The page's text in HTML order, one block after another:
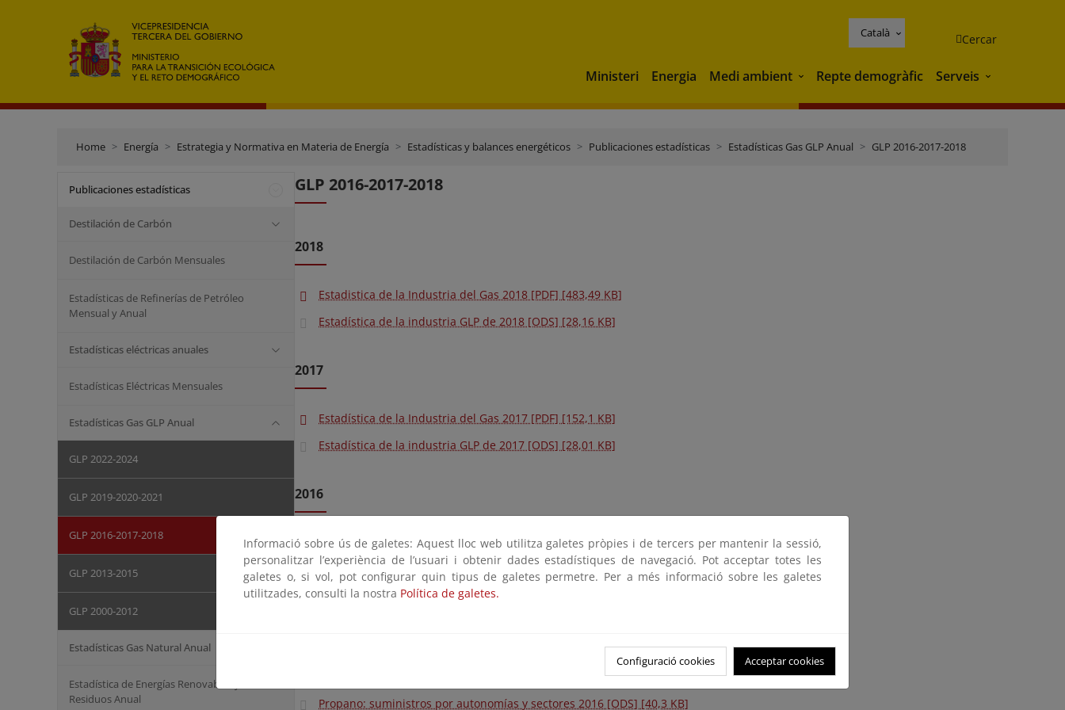
Català Cercar
Ministeri Energia Medi ambient Medi ambient
Repte demogràfic Serveis Serveis
Home Energía Estrategia y Normativa en Materia de Energía Estadísticas y balances energéticos Publicaciones estadísticas Estadísticas Gas GLP Anual GLP 2016-2017-2018
Publicaciones estadísticas
Destilación de Carbón
Destilación de Carbón Mensuales
Estadísticas de Refinerías de Petróleo
Mensual y Anual
Estadísticas eléctricas anuales
Estadísticas Eléctricas Mensuales
Estadísticas Gas GLP Anual
GLP 2022-2024
GLP 2019-2020-2021
GLP 2016-2017-2018
GLP 2013-2015
GLP 2000-2012
Estadísticas Gas Natural Anual
Estadística de Energías Renovables y
Residuos Anual
GLP 2016-2017-2018
2018
Estadistica de la Industria del Gas 2018 [PDF] [483,49 KB]
Estadística de la industria GLP de 2018 [ODS] [28,16 KB]
2017
Estadística de la Industria del Gas 2017 [PDF] [152,1 KB]
Estadística de la industria GLP de 2017 [ODS] [28,01 KB]
2016
Estadística de Industrias del Gas 2016 [PDF] [470,37 KB]
Autogas: suministros por provincias y sectores 2016 [ODS] [37,98 KB]
Autogas: suministros por autonomías y sectores 2016 [ODS] [33,31 KB]
Butano: suministros por autonomías y sectores 2016 [ODS] [29,29 KB]
Propano: suministros por provincias y sectores 2016 [ODS] [57,37 KB]
Propano: suministros por autonomías y sectores 2016 [ODS] [40,3 KB]
Informació sobre ús de galetes: Aquest lloc web utilitza galetes pròpies i de tercers per mantenir la sessió,
personalitzar l’experiència de l’usuari i obtenir dades estadístiques de navegació. Pot acceptar totes les
galetes o, si vol, pot configurar quin tipus de galetes permetre. Per a més informació sobre les galetes
utilitzades, consulti la nostra Política de galetes.
Configuració cookies Acceptar cookies